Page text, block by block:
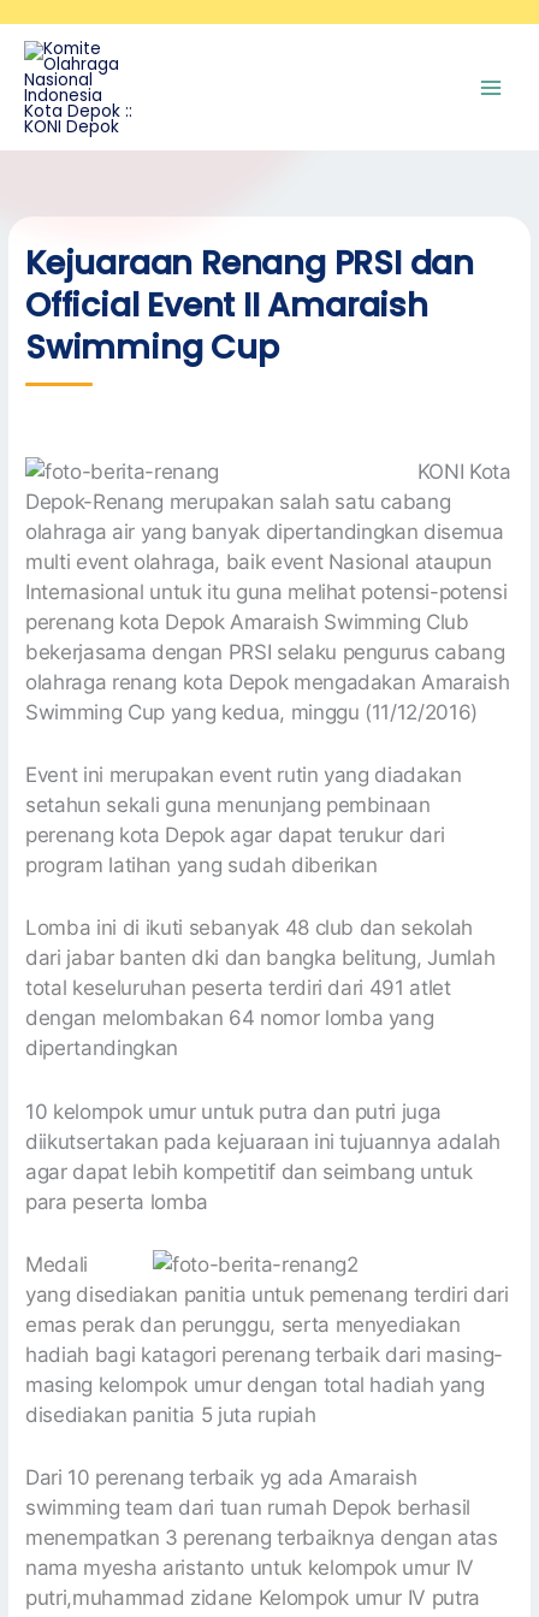
content
Kejuaraan Renang PRSI dan
Official Event II Amaraish
Swimming Cup
KONI Kota
Depok-Renang merupakan salah satu cabang
olahraga air yang banyak dipertandingkan disemua
multi event olahraga, baik event Nasional ataupun
Internasional untuk itu guna melihat potensi-potensi
perenang kota Depok Amaraish Swimming Club
bekerjasama dengan PRSI selaku pengurus cabang
olahraga renang kota Depok mengadakan Amaraish
Swimming Cup yang kedua, minggu (11/12/2016)
Event ini merupakan event rutin yang diadakan
setahun sekali guna menunjang pembinaan
perenang kota Depok agar dapat terukur dari
program latihan yang sudah diberikan
Lomba ini di ikuti sebanyak 48 club dan sekolah
dari jabar banten dki dan bangka belitung, Jumlah
total keseluruhan peserta terdiri dari 491 atlet
dengan melombakan 64 nomor lomba yang
dipertandingkan
10 kelompok umur untuk putra dan putri juga
diikutsertakan pada kejuaraan ini tujuannya adalah
agar dapat lebih kompetitif dan seimbang untuk
para peserta lomba
Medali
yang disediakan panitia untuk pemenang terdiri dari
emas perak dan perunggu, serta menyediakan
hadiah bagi katagori perenang terbaik dari masing-
masing kelompok umur dengan total hadiah yang
disediakan panitia 5 juta rupiah
Dari 10 perenang terbaik yg ada Amaraish
swimming team dari tuan rumah Depok berhasil
menempatkan 3 perenang terbaiknya dengan atas
nama myesha aristanto untuk kelompok umur IV
putri,muhammad zidane Kelompok umur IV putra
r
s
i
p